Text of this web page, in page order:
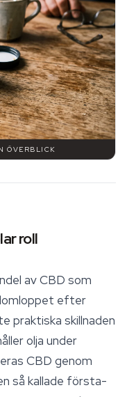
ÖVERBLICK
roll
av CBD som
efter
praktiska skillnaden
olja under
CBD genom
så kallade första-